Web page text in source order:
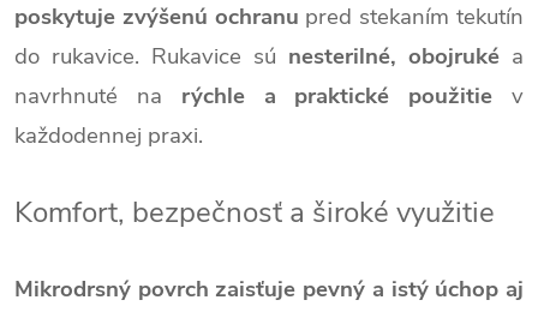
poskytuje zvýšenú ochranu pred stekaním tekutín
do rukavice. Rukavice sú nesterilné, obojruké a
navrhnuté na rýchle a praktické použitie v
každodennej praxi.
Komfort, bezpečnosť a široké využitie
Mikrodrsný povrch zaisťuje pevný a istý úchop aj